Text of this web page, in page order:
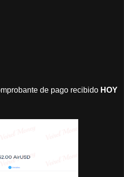
de pago recibido HOY